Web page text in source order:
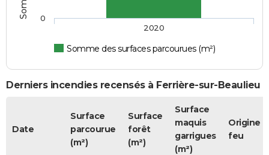
Somme des surfaces parcourues (m²)
2020
0
Derniers incendies recensés à Ferrière-sur-Beaulieu
Date
Surface
parcourue
(m²)
Surface
forêt
(m²)
Surface
maquis
garrigues
(m²)
Origine
feu